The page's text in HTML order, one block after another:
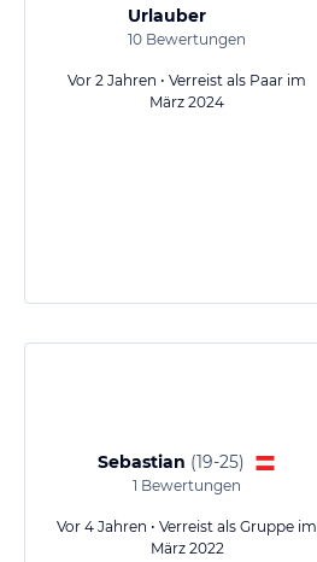
Urlauber
10 Bewertungen
Vor 2 Jahren • Verreist als Paar im
März 2024
Sebastian (19-25)
1 Bewertungen
Vor 4 Jahren • Verreist als Gruppe im
März 2022